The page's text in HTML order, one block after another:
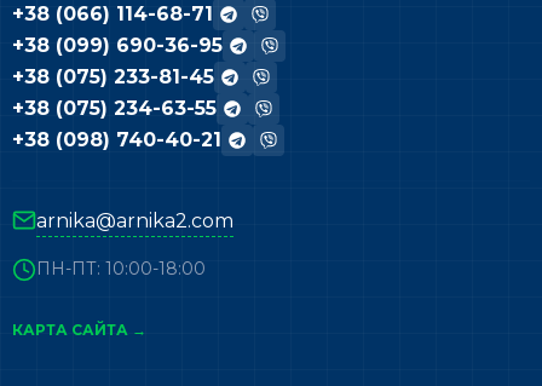
+38 (066) 114-68-71
+38 (099) 690-36-95
+38 (075) 233-81-45
+38 (075) 234-63-55
+38 (098) 740-40-21
arnika@arnika2.com
ПН-ПТ: 10:00-18:00
КАРТА САЙТА →